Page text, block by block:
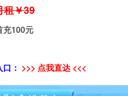
租￥39
充100元
： >>> 点我直达 <<<